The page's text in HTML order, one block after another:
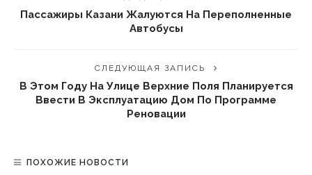
Пассажиры Казани Жалуются На Переполненные
Автобусы
СЛЕДУЮЩАЯ ЗАПИСЬ
В Этом Году На Улице Верхние Поля Планируется
Ввести В Эксплуатацию Дом По Программе
Реновации
ПОХОЖИЕ НОВОСТИ